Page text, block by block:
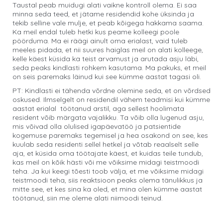
Taustal peab muidugi alati vaikne kontroll olema. Ei saa
minna seda teed, et jätame residendid kohe üksinda ja
tekib selline vale mulje, et peab kõigega hakkama saama.
Ka meil endal tuleb hetki kus peame kolleegi poole
pöörduma. Ma ei räägi ainult oma erialast, vaid tuleb
meeles pidada, et nii suures haiglas meil on alati kolleege,
kelle käest küsida ka teist arvamust ja arutada asju läbi,
seda peaks kindlasti rohkem kasutama. Ma pakuks, et meil
on seis paremaks läinud kui see kümme aastat tagasi oli.
PT: Kindlasti ei tähenda võrdne olemine seda, et on võrdsed
oskused. Ilmselgelt on residendil vähem teadmisi kui kümme
aastat erialal töötanud arstil, aga sellest hoolimata
resident võib märgata vajalikku. Ta võib olla lugenud asju,
mis võivad olla olulised igapäevatöö ja patsientide
kogemuse paremaks tegemisel ja hea osakond on see, kes
kuulab seda residenti sellel hetkel ja võtab reaalselt selle
aja, et küsida oma töötajate käest, et kuidas teile tundub,
kas meil on kõik hästi või me võiksime midagi teistmoodi
teha. Ja kui keegi tõesti toob välja, et me võiksime midagi
teistmoodi teha, siis reaktsioon peaks olema tänulikkus ja
mitte see, et kes sina ka oled, et mina olen kümme aastat
töötanud, siin me oleme alati niimoodi teinud.